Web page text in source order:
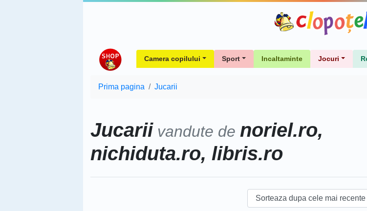
Camera copilului Sport Incaltaminte Jocuri
Prima pagina Jucarii
Jucarii vandute de noriel.ro,
nichiduta.ro, libris.ro